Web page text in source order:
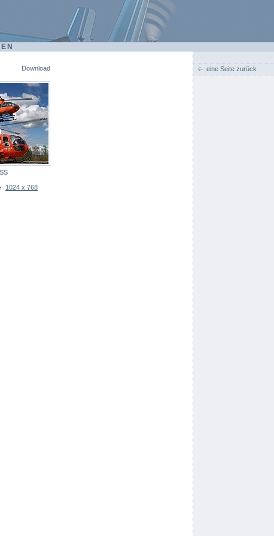
Download
1024 x 768
eine Seite zurück